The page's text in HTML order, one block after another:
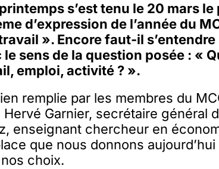
s’est tenu le 20 mars
d’expression de l’année du
». Encore faut-il
le sens de la question posée : «
emploi, activité ? ».
remplie par les membres du
Garnier, secrétaire général
enseignant chercheur en
que nous donnons
choix.